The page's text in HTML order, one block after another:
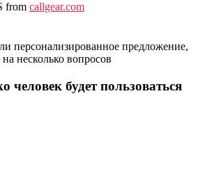
from callgear.com
персонализированное предложение,
несколько вопросов
человек будет пользоваться